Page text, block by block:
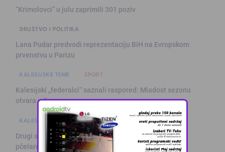
“Krimolovci” u julu zaprimili 301 poziv
DRUŠTVO I POLITIKA
Lana Pudar predvodi reprezentaciju BiH na Evropskom
prvenstvu u Parizu
KALESIJSKE TEME SPORT
Kalesijski „federalci“ saznali raspored: Mladost sezonu
otvara u S …
KALESIJSKE TEME
Drugi sajam meda i zdravog življenja u Kalesiji okupio
pčelare i lju …